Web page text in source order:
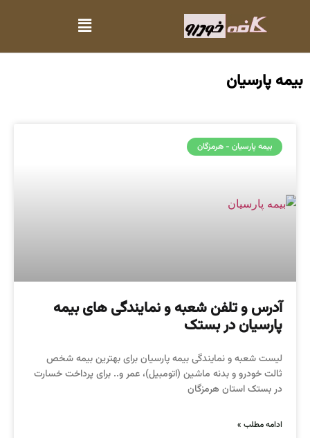
بیمه پارسیان
بیمه پارسیان - هرمزگان
آدرس و تلفن شعبه و نمایندگی های بیمه
پارسیان در بستک
لیست شعبه و نمایندگی بیمه پارسیان برای بهترین بیمه شخص
ثالت خودرو و بدنه ماشین (اتومبیل)، عمر و.. برای پرداخت خسارت
در بستک استان هرمزگان
ادامه مطلب »